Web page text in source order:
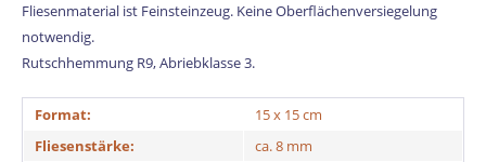
Fliesenmaterial ist Feinsteinzeug. Keine Oberflächenversiegelung
notwendig.
Rutschhemmung R9, Abriebklasse 3.
Format:
15 x 15 cm
Fliesenstärke:
ca. 8 mm